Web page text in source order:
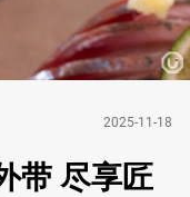
2025-11-18
带 尽享匠